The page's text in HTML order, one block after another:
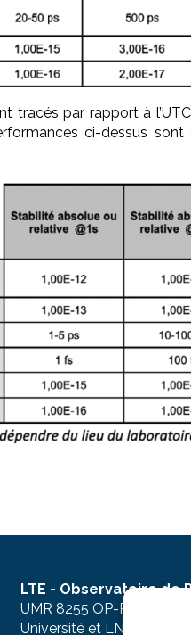
tracés par rapport à
ci-dessus sont
LTE - Observatoire de
UMR 8255 OP-PSL,
Université et LNE